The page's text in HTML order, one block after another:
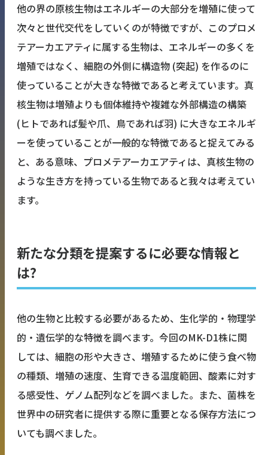
他の界の原核生物はエネルギーの大部分を増殖に使って
次々と世代交代をしていくのが特徴ですが、このプロメ
テアーカエアティに属する生物は、エネルギーの多くを
増殖ではなく、細胞の外側に構造物 (突起) を作るのに
使っていることが大きな特徴であると考えています。真
核生物は増殖よりも個体維持や複雑な外部構造の構築
(ヒトであれば髪や爪、鳥であれば羽) に大きなエネルギ
ーを使っていることが一般的な特徴であると捉えてみる
と、ある意味、プロメテアーカエアティは、真核生物の
ような生き方を持っている生物であると我々は考えてい
ます。
新たな分類を提案するに必要な情報と
は?
他の生物と比較する必要があるため、生化学的・物理学
的・遺伝学的な特徴を調べます。今回のMK-D1株に関
しては、細胞の形や大きさ、増殖するために使う食べ物
の種類、増殖の速度、生育できる温度範囲、酸素に対す
る感受性、ゲノム配列などを調べました。また、菌株を
世界中の研究者に提供する際に重要となる保存方法につ
いても調べました。